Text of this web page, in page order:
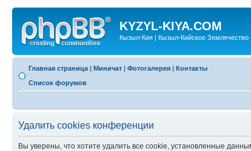
KYZYL-KIYA.COM
Кызыл-Кия | Кызыл-Кийское Землячество
Главная страница | Миничат | Фотогалерея | Контакты
Список форумов
Удалить cookies конференции
Вы уверены, что хотите удалить все cookie, установленные